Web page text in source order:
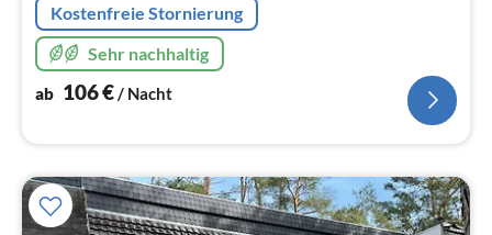
Kostenfreie Stornierung
Sehr nachhaltig
ab 106€/ Nacht